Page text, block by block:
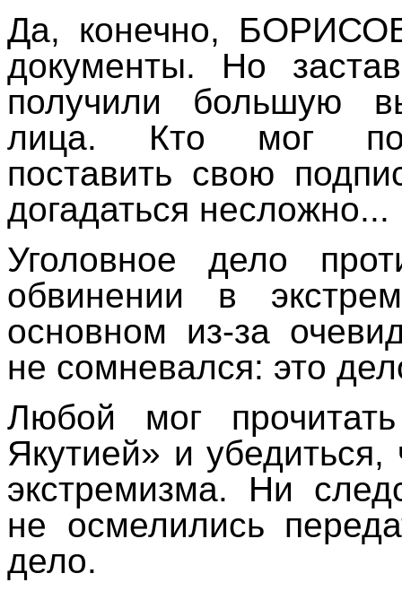
Да, конечно,
документы. Но
получили большую
лица. Кто мог
поставить свою
догадаться несложно...
Уголовное дело
обвинении в
основном из-за
не сомневался: это
Любой мог
Якутией» и убедиться,
экстремизма. Ни
не осмелились
дело.